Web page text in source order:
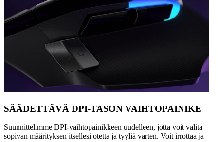
SÄÄDETTÄVÄ DPI-TASON VAIHTOPAINIKE
Suunnittelimme DPI-vaihtopainikkeen uudelleen, jotta voit valita
sopivan määrityksen itsellesi otetta ja tyyliä varten. Voit irrottaa ja